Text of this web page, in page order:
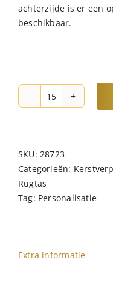
achterzijde is er een
beschikbaar.
Norländer
Rugtas
Taupe/Bruin
SKU:28723
Categorieën:
Rugtas
Tag: Personalisatie
Extra informatie